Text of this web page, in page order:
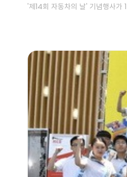
'제14회 자동차의 날' 기념행사